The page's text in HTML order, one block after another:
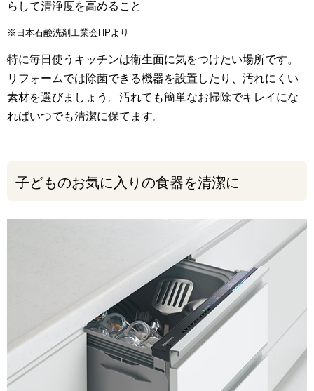
らして清浄度を高めること
※日本石鹸洗剤工業会HPより
特に毎日使うキッチンは衛生面に気をつけたい場所です。
リフォームでは除菌できる機器を設置したり、汚れにくい
素材を選びましょう。汚れても簡単なお掃除でキレイにな
ればいつでも清潔に保てます。
子どものお気に入りの食器を清潔に